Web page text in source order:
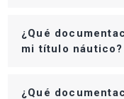
¿Qué
mi título náutico?
¿Qué